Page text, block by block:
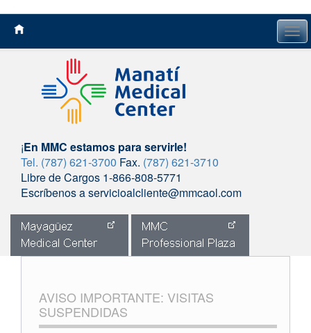
¡En MMC estamos para servirle!
Tel. (787) 621-3700 Fax. (787) 621-3710
Libre de Cargos 1-866-808-5771
Escríbenos a servicioalcliente@mmcaol.com
AVISO IMPORTANTE: VISITAS
SUSPENDIDAS